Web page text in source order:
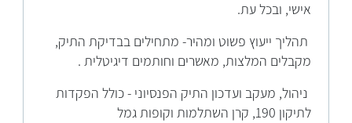
אישי, ובכל עת.
תהליך ייעוץ פשוט ומהיר- מתחילים בבדיקת התיק,
מקבלים המלצות, מאשרים וחותמים דיגיטלית .
ניהול, מעקב ועדכון התיק הפנסיוני - כולל הפקדות
לתיקון 190, קרן השתלמות וקופות גמל